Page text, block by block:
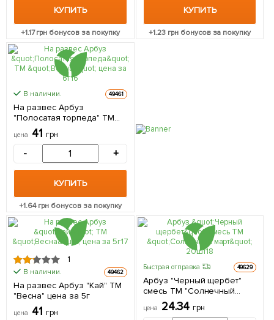
КУПИТЬ
+1.17грн бонусов за покупку
КУПИТЬ
+1.23грн бонусов за покупку
В наличии. 49461
На развес Арбуз
"Полосатая торпеда" ТМ
"Весна" цена за 6г
цена 41 грн
- +
КУПИТЬ
+1.64грн бонусов за покупку
1
В наличии. 49462
На развес Арбуз "Кай" ТМ
"Весна" цена за 5г
цена 41 грн
Быстрая отправка 49629
Арбуз "Черный щербет"
смесь ТМ "Солнечный
март" 20шт
цена 24.34 грн